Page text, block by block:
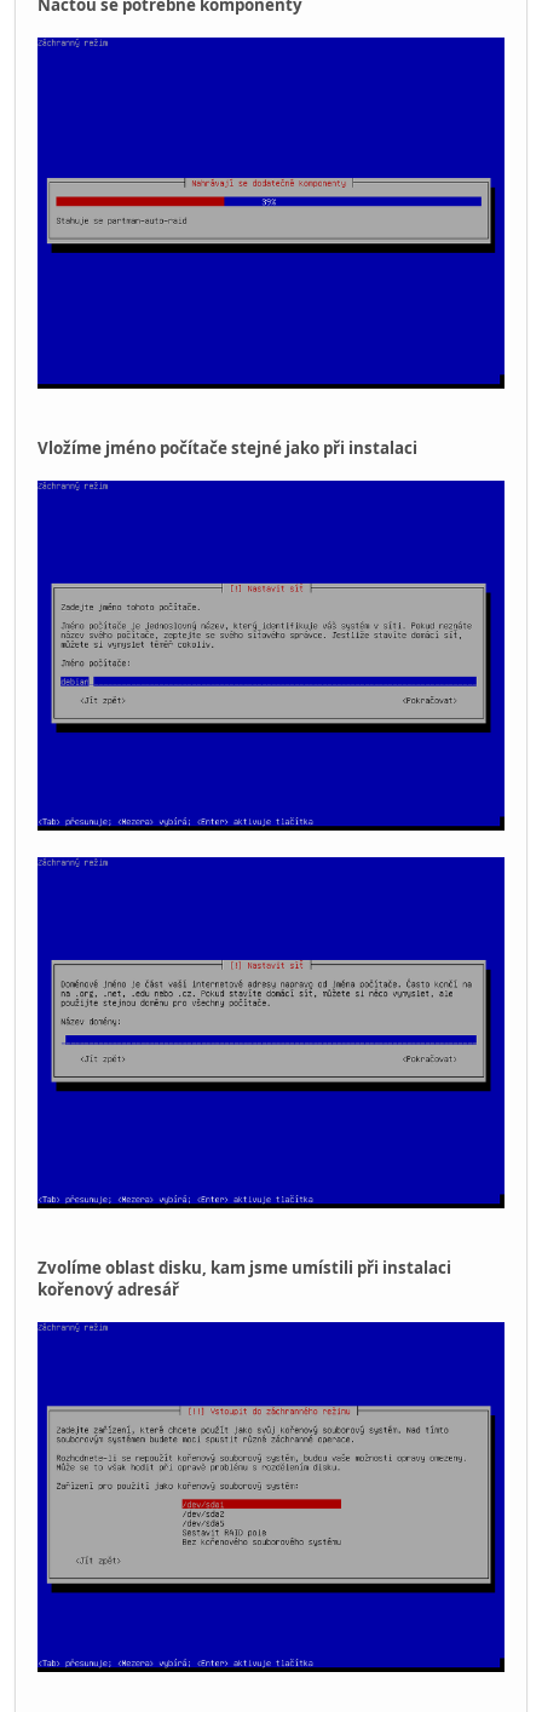
Načtou se potřebné komponenty
Vložíme jméno počítače stejné jako při instalaci
Zvolíme oblast disku, kam jsme umístili při instalaci
kořenový adresář